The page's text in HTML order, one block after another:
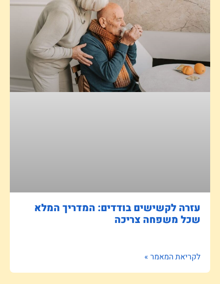
עזרה לקשישים בודדים: המדריך המלא
שכל משפחה צריכה
לקריאת המאמר »